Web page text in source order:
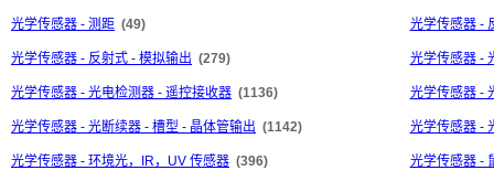
光学传感器 - 测距 (49) 光学传感器 -
光学传感器 - 反射式 - 模拟输出 (279) 光学传感器 -
光学传感器 - 光电检测器 - 遥控接收器 (1136) 光学传感器 -
光学传感器 - 光断续器 - 槽型 - 晶体管输出 (1142) 光学传感器 -
光学传感器 - 环境光，IR，UV 传感器 (396) 光学传感器 -